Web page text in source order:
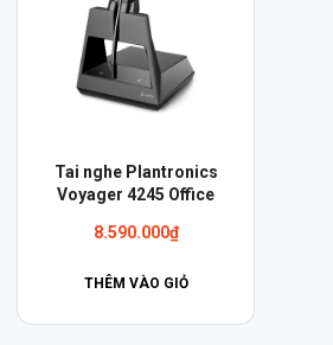
Tai nghe Plantronics
Voyager 4245 Office
8.590.000₫
THÊM VÀO GIỎ